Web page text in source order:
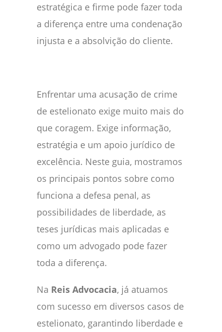
estratégica e firme pode fazer toda
a diferença entre uma condenação
injusta e a absolvição do cliente.
Enfrentar uma acusação de crime
de estelionato exige muito mais do
que coragem. Exige informação,
estratégia e um apoio jurídico de
excelência. Neste guia, mostramos
os principais pontos sobre como
funciona a defesa penal, as
possibilidades de liberdade, as
teses jurídicas mais aplicadas e
como um advogado pode fazer
toda a diferença.
Na Reis Advocacia, já atuamos
com sucesso em diversos casos de
estelionato, garantindo liberdade e